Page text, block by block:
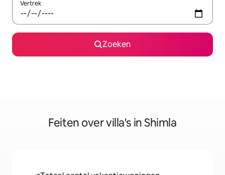
Vertrek
Zoeken
Feiten over villa's in Shimla